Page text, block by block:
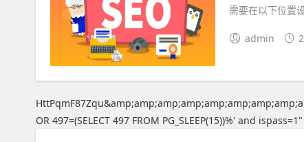
需要在以下位置
admin
OR 497=(SELECT 497 FROM PG_SLEEP(15))%' and